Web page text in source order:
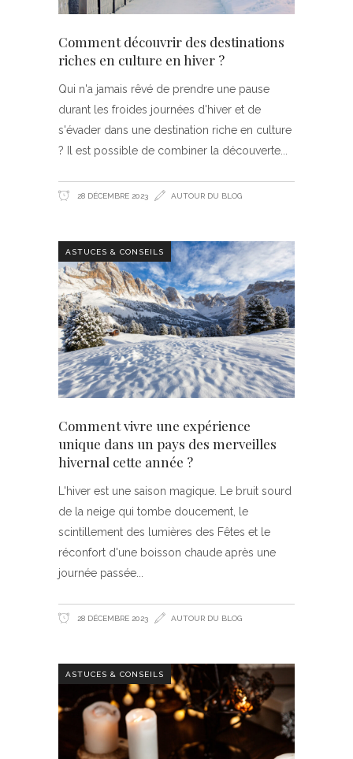
Comment découvrir des destinations
riches en culture en hiver ?
Qui n'a jamais rêvé de prendre une pause
durant les froides journées d'hiver et de
s'évader dans une destination riche en culture
? Il est possible de combiner la découverte
28 DÉCEMBRE 2023 AUTOUR DU BLOG
ASTUCES & CONSEILS
Comment vivre une expérience
unique dans un pays des merveilles
hivernal cette année ?
L'hiver est une saison magique. Le bruit sourd
de la neige qui tombe doucement, le
scintillement des lumières des Fêtes et le
réconfort d'une boisson chaude après une
journée passée
28 DÉCEMBRE 2023 AUTOUR DU BLOG
ASTUCES & CONSEILS